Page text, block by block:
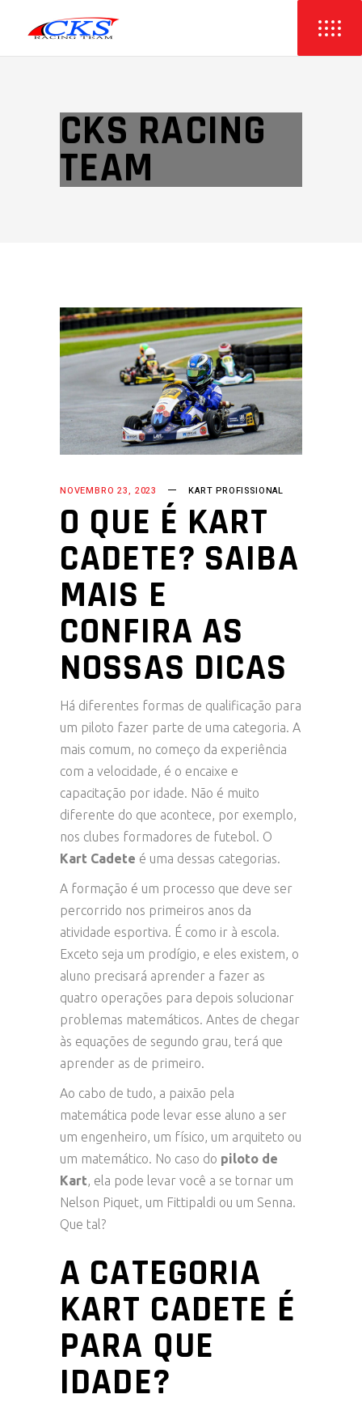
CKS RACING
TEAM
NOVEMBRO 23, 2023 KART PROFISSIONAL
O QUE É KART
CADETE? SAIBA
MAIS E
CONFIRA AS
NOSSAS DICAS
Há diferentes formas de qualificação para
um piloto fazer parte de uma categoria. A
mais comum, no começo da experiência
com a velocidade, é o encaixe e
capacitação por idade. Não é muito
diferente do que acontece, por exemplo,
nos clubes formadores de futebol. O
Kart Cadete é uma dessas categorias.
A formação é um processo que deve ser
percorrido nos primeiros anos da
atividade esportiva. É como ir à escola.
Exceto seja um prodígio, e eles existem, o
aluno precisará aprender a fazer as
quatro operações para depois solucionar
problemas matemáticos. Antes de chegar
às equações de segundo grau, terá que
aprender as de primeiro.
Ao cabo de tudo, a paixão pela
matemática pode levar esse aluno a ser
um engenheiro, um físico, um arquiteto ou
um matemático. No caso do piloto de
Kart, ela pode levar você a se tornar um
Nelson Piquet, um Fittipaldi ou um Senna.
Que tal?
A CATEGORIA
KART CADETE É
PARA QUE
IDADE?